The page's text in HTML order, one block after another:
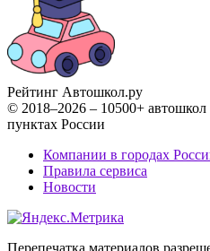
Рейтинг Автошкол.ру
© 2018–2026 – 10500+
пунктах России
Компании в городах
Правила сервиса
Новости
Перепечатка материалов